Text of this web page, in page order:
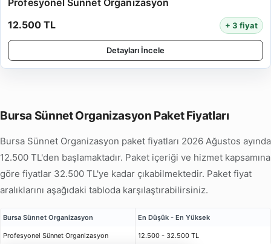
Profesyonel Sünnet Organizasyon
12.500 TL
+ 3 fiyat
Detayları İncele
Bursa Sünnet Organizasyon Paket Fiyatları
Bursa Sünnet Organizasyon paket fiyatları 2026 Ağustos ayında
12.500 TL'den başlamaktadır. Paket içeriği ve hizmet kapsamına
göre fiyatlar 32.500 TL'ye kadar çıkabilmektedir. Paket fiyat
aralıklarını aşağıdaki tabloda karşılaştırabilirsiniz.
Bursa Sünnet Organizasyon En Düşük - En Yüksek
Profesyonel Sünnet Organizasyon 12.500 - 32.500 TL